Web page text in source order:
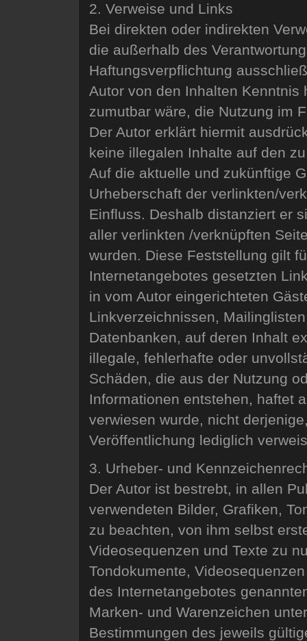
2. Verweise und Links
Bei direkten oder indirekten
die außerhalb des
Haftungsverpflichtung
Autor von den Inhalten
zumutbar wäre, die Nutzung im
Der Autor erklärt hiermit
keine illegalen Inhalte auf den
Auf die aktuelle und zukünftige
Urheberschaft der verlinkten/
Einfluss. Deshalb distanziert er
aller verlinkten /verknüpften
wurden. Diese Feststellung gilt
Internetangebotes gesetzten
in vom Autor eingerichteten
Linkverzeichnissen,
Datenbanken, auf deren Inhalt
illegale, fehlerhafte oder
Schäden, die aus der Nutzung
Informationen entstehen, haftet
verwiesen wurde, nicht
Veröffentlichung lediglich
3. Urheber- und
Der Autor ist bestrebt, in allen
verwendeten Bilder, Grafiken,
zu beachten, von ihm selbst
Videosequenzen und Texte zu
Tondokumente,
des Internetangebotes
Marken- und Warenzeichen
Bestimmungen des jeweils